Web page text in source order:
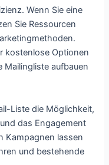
Wenn Sie eine
Sie Ressourcen
kostenlose Optionen
Mailingliste aufbauen
Liste die Möglichkeit,
das Engagement
Kampagnen lassen
und bestehende